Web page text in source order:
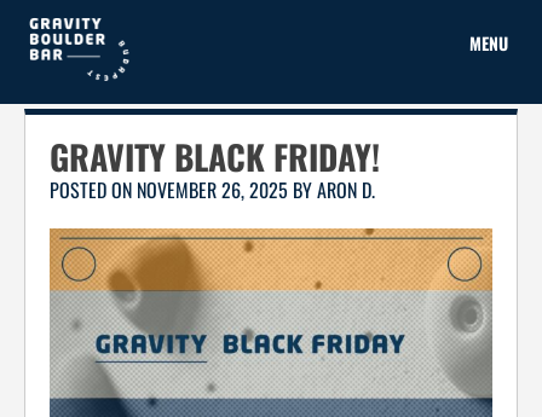
Skip
MENU
GRAVITY BLACK FRIDAY!
POSTED ON NOVEMBER 26, 2025 BYARON D.